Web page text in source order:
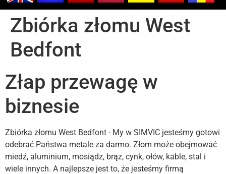
Zbiórka złomu West
Bedfont
Złap przewagę w
biznesie
Zbiórka złomu West Bedfont - My w SIMVIC jesteśmy gotowi
odebrać Państwa metale za darmo. Złom może obejmować
miedź, aluminium, mosiądz, brąz, cynk, ołów, kable, stal i
wiele innych. A najlepsze jest to, że jesteśmy firmą